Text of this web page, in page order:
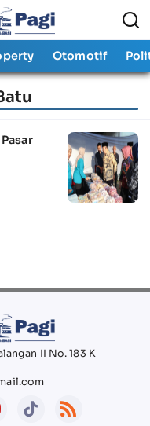
Otomotif
II No. 183 K